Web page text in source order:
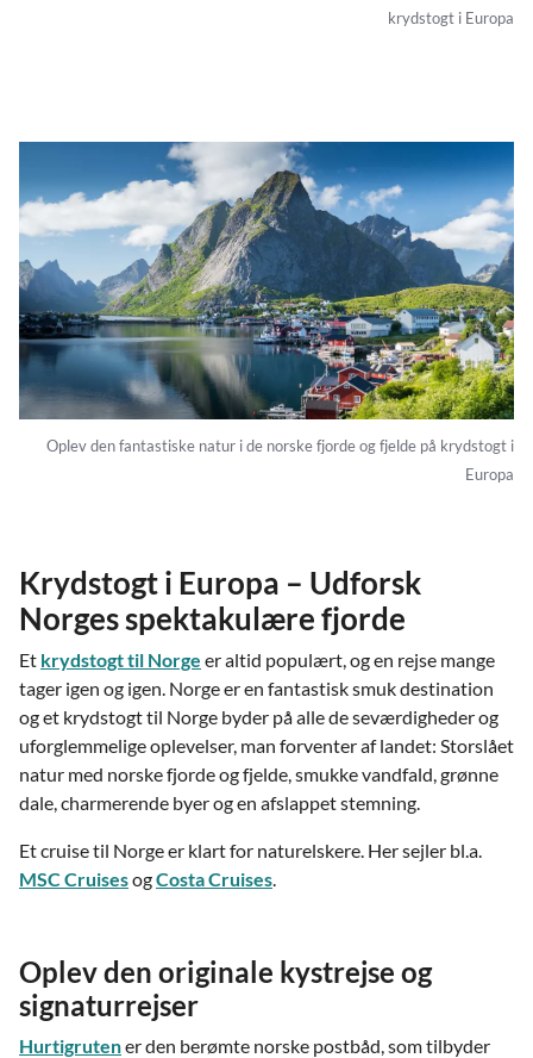
krydstogt i Europa
Oplev den fantastiske natur i de norske fjorde og fjelde på krydstogt i
Europa
Krydstogt i Europa – Udforsk
Norges spektakulære fjorde
Et krydstogt til Norge er altid populært, og en rejse mange
tager igen og igen. Norge er en fantastisk smuk destination
og et krydstogt til Norge byder på alle de seværdigheder og
uforglemmelige oplevelser, man forventer af landet: Storslået
natur med norske fjorde og fjelde, smukke vandfald, grønne
dale, charmerende byer og en afslappet stemning.
Et cruise til Norge er klart for naturelskere. Her sejler bl.a.
MSC CruisesogCosta Cruises
Oplev den originale kystrejse og
signaturrejser
Hurtigrutener den berømte norske postbåd, som tilbyder